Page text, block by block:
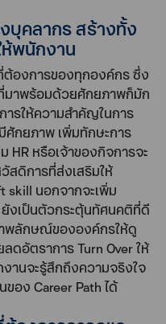
บุคลากร สร้างทั้ง
พนักงาน
องการของทุกองค์กร ซึ่ง
มาพร้อมด้วยศักยภาพก็มัก
รให้ความสำคัญในการ
กยภาพ เพิ่มทักษะการ
HR หรือเจ้าของกิจการจะ
สดิการที่ส่งเสริมให้
นอกจากจะเพิ่ม
งเป็นตัวกระตุ้นทัศนคติที่ดี
พลักษณ์ขององค์กรให้ดู
ดอัตราการ Turn Over ให้
านจะรู้สึกถึงความจริงใจ
อง Career Path ได้